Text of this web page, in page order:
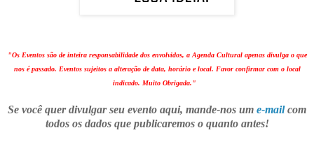
"Os Eventos são de inteira responsabilidade dos envolvidos, a Agenda Cultural apenas divulga o que
nos é passado. Eventos sujeitos a alteração de data, horário e local. Favor confirmar com o local
indicado. Muito Obrigada."
Se você quer divulgar seu evento aqui, mande-nos um e-mailcom
todos os dados que publicaremos o quanto antes!